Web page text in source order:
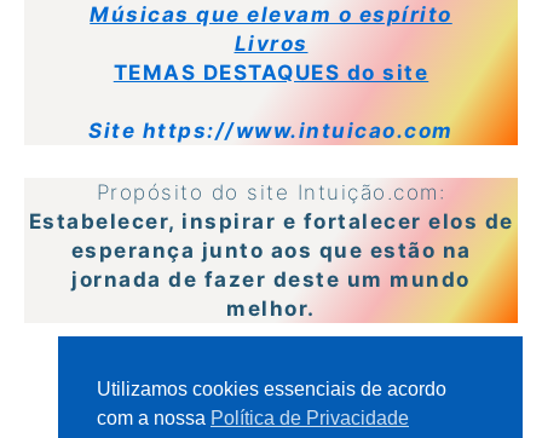
Músicas que elevam o espírito
Livros
TEMAS DESTAQUES do site
Site https://www.intuicao.com
Propósito do site Intuição.com:
Estabelecer, inspirar e fortalecer elos de
esperança junto aos que estão na
jornada de fazer deste um mundo
melhor.
Utilizamos cookies essenciais de acordo
com a nossa Política de Privacidade